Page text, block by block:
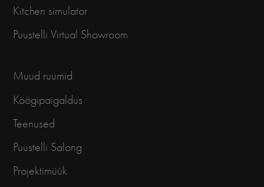
Kitchen simulator
Puustelli Virtual Showroom
Muud ruumid
Köögipaigaldus
Teenused
Puustelli Salong
Projektimüük